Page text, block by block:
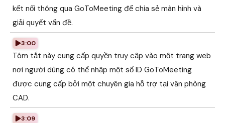
kết nối thông qua GoToMeeting để chia sẻ màn hình và
giải quyết vấn đề.
3:00
Tóm tắt này cung cấp quyền truy cập vào một trang web
nơi người dùng có thể nhập một số ID GoToMeeting
được cung cấp bởi một chuyên gia hỗ trợ tại văn phòng
CAD.
3:09